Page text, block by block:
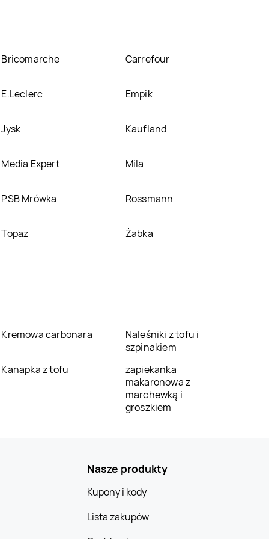
Bricomarche Carrefour
E.Leclerc Empik
Jysk Kaufland
Media Expert Mila
PSB Mrówka Rossmann
Topaz Żabka
Kremowa carbonara
Naleśniki z tofu i
szpinakiem
Kanapka z tofu
zapiekanka
makaronowa z
marchewką i
groszkiem
Nasze produkty
Kupony i kody
Lista zakupów